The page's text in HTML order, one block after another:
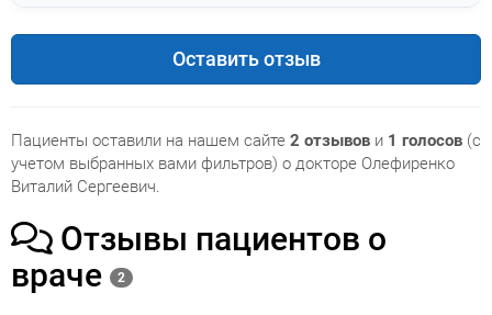
Оставить отзыв
Пациенты оставили на нашем сайте 2 отзывов и 1 голосов (с
учетом выбранных вами фильтров) о докторе Олефиренко
Виталий Сергеевич.
Отзывы пациентов о
враче
2